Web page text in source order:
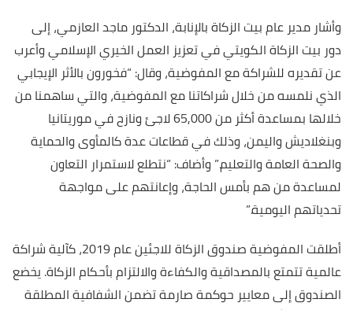
وأشار مدير عام بيت الزكاة بالإنابة، الدكتور ماجد العازمي، إلى
دور بيت الزكاة الكويتي في تعزيز العمل الخيري الإسلامي وأعرب
عن تقديره للشراكة مع المفوضية، وقال: “فخورون بالأثر الإيجابي
الذي نلمسه من خلال شراكاتنا مع المفوضية، والتي ساهمنا من
خلالها بمساعدة أكثر من 65,000 لاجئ ونازح في موريتانيا
وبنغلاديش واليمن، وذلك في قطاعات عدة كالمأوى والحماية
والصحة العامة والتعليم.” وأضاف: “نتطلع لاستمرار التعاون
لمساعدة من هم بأمس الحاجة، وإعانتهم على مواجهة
تحدياتهم اليومية.”
أطلقت المفوضية صندوق الزكاة للاجئين عام 2019، كآلية شراكة
عالمية تتمتع بالمصداقية والكفاءة والالتزام بأحكام الزكاة. يخضع
الصندوق إلى معايير حوكمة صارمة تضمن الشفافية المطلقة